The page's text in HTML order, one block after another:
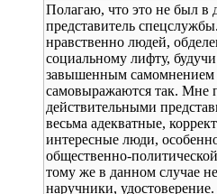
Полагаю, что это не был в
представитель
нравственно людей,
социальному лифту,
завышенным самомнением
самовыражаются так. Мне
действительными
весьма адекватные,
интересные люди,
общественно-
тому же в данном случае
наручники,